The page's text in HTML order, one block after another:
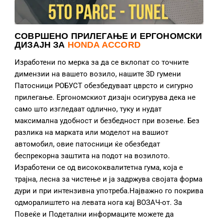
СОВРШЕНО ПРИЛЕГАЊЕ И ЕРГОНОМСКИ
ДИЗАЈН ЗА HONDA ACCORD
Изработени по мерка за да се вклопат со точните
димензии на вашето возило, нашите 3D гумени
Патосници РОБУСТ обезбедуваат цврсто и сигурно
прилегање. Ергономскиот дизајн осигурува дека не
само што изгледаат одлично, туку и нудат
максимална удобност и безбедност при возење. Без
разлика на марката или моделот на вашиот
автомобил, овие патосници ќе обезбедат
беспрекорна заштита на подот на возилото.
Изработени се од висококвалитетна гума, која е
трајна, лесна за чистење и ја задржува својата форма
дури и при интензивна употреба.Најважно го покрива
одморалиштето на левата нога кај ВОЗАЧ-от. За
Повеќе и Подетални информаците можете да